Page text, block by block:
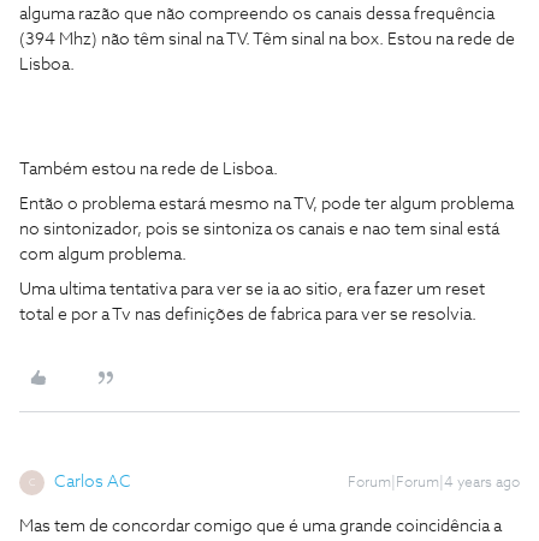
alguma razão que não compreendo os canais dessa frequência
(394 Mhz) não têm sinal na TV. Têm sinal na box. Estou na rede de
Lisboa.
Também estou na rede de Lisboa.
Então o problema estará mesmo na TV, pode ter algum problema
no sintonizador, pois se sintoniza os canais e nao tem sinal está
com algum problema.
Uma ultima tentativa para ver se ia ao sitio, era fazer um reset
total e por a Tv nas definições de fabrica para ver se resolvia.
C Carlos AC Forum|Forum|4 years ago
Mas tem de concordar comigo que é uma grande coincidência a